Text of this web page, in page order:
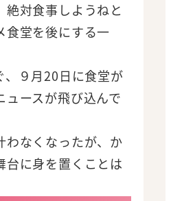
絶対食事しようねと
食堂を後にする一
、９月20日に食堂が
ュースが飛び込んで
わなくなったが、か
台に身を置くことは